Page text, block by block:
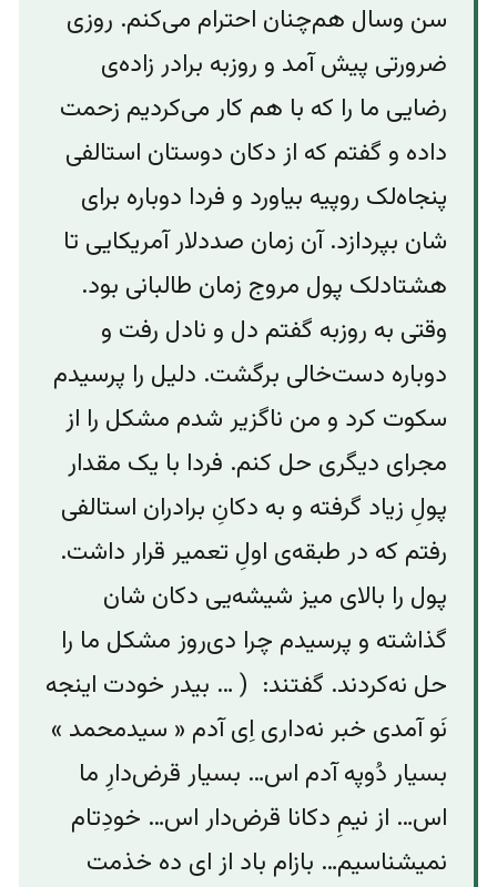
سن و‌‌سال هم‌چنان احترام می‌کنم. روز‌ی
ضرورتی پیش آمد ‌و روزبه برادر زاده‌ی
رضایی ما را که با هم کار می‌کردیم زحمت
داده ‌و گفتم که از دکان دوستان استالفی
پنجاه‌لک‌‌ روپیه بیاورد و فردا دوباره برای
شان بپردازد. آن زمان صددلار آمریکایی تا
هشتادلک‌ پول مروج زمان طالبانی بود.‌
وقتی به روزبه گفتم دل‌ و نادل رفت و
دوباره دست‌خالی برگشت. دلیل را پرسیدم
سکوت کرد و من ناگزیر شدم مشکل را از
مجرای دیگری حل کنم. فردا با یک‌ مقدار
پولِ زیاد گرفته و به دکانِ برادران استالفی
رفتم که در طبقه‌ی اولِ تعمیر قرار داشت.‌
پول را بالای میز شیشه‌یی دکان شان
گذاشته و پرسیدم چرا دی‌روز مشکل ما را
حل نه‌کردند. گفتند: ( … بیدر خودت اینجه
نَو آمدی خبر نه‌داری اِی آدم « سیدمحمد »
بسیار دُوپه آدم اس… بسیار قرض‌دارِ ما
اس… از نیمِ دکانا قرض‌دار اس… خودِتام
نمیشناسیم… بازام باد از ای ده خذمت